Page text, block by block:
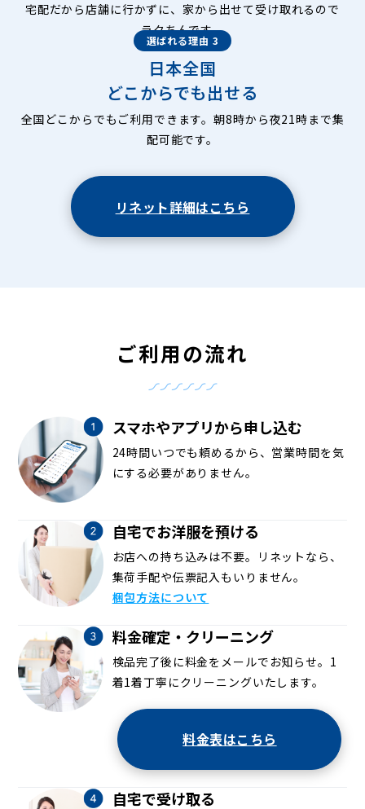
宅配だから店舗に行かずに、家から出せて受け取れるので
ラクちんです。
選ばれる理由 3
日本全国
どこからでも出せる
全国どこからでもご利用できます。朝8時から夜21時まで集
配可能です。
リネット詳細はこちら
ご利用の流れ
スマホやアプリから申し込む
24時間いつでも頼めるから、営業時間を気
にする必要がありません。
自宅でお洋服を預ける
お店への持ち込みは不要。リネットなら、
集荷手配や伝票記入もいりません。
梱包方法について
料金確定・クリーニング
検品完了後に料金をメールでお知らせ。1
着1着丁寧にクリーニングいたします。
料金表はこちら
自宅で受け取る